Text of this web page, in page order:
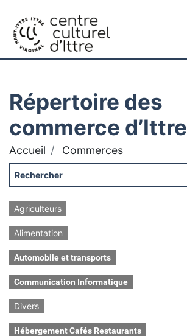
Répertoire des
commerce d’Ittre
Accueil Commerces
Agriculteurs
Alimentation
Automobile et transports
Communication Informatique
Divers
Hébergement Cafés Restaurants